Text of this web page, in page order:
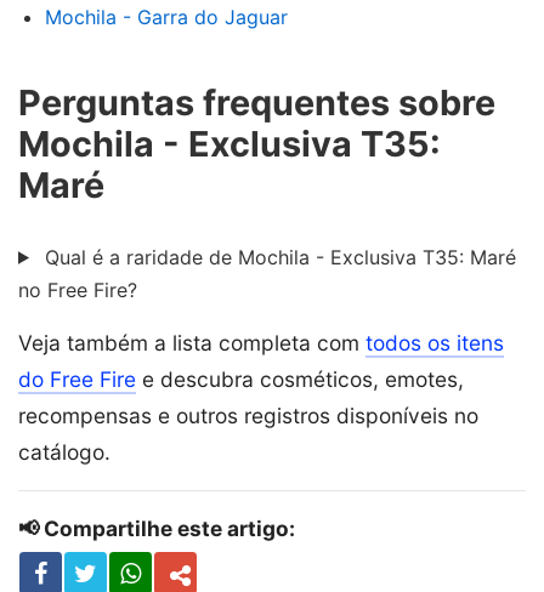
Mochila - Garra do Jaguar
Perguntas frequentes sobre
Mochila - Exclusiva T35:
Maré
Qual é a raridade de Mochila - Exclusiva T35: Maré
no Free Fire?
Veja também a lista completa com todos os itens
do Free Fire e descubra cosméticos, emotes,
recompensas e outros registros disponíveis no
catálogo.
📢 Compartilhe este artigo: